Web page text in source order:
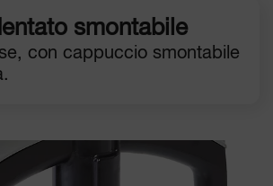
smontabile
con cappuccio smontabile